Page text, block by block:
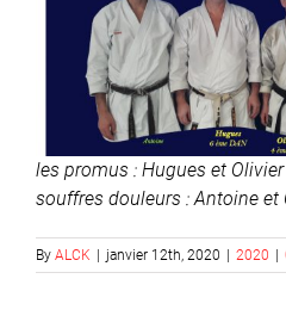
les promus : Hugues et
souffres douleurs : Antoine et
By ALCK janvier 12th, 2020 2020